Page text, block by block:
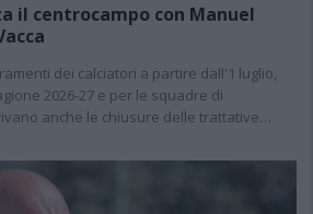
il centrocampo con Manuel
dei calciatori a partire dall'1 luglio,
2026-27 e per le squadre di
anche le chiusure delle trattative…